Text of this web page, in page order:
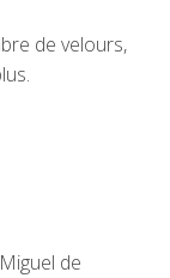
de velours,
de